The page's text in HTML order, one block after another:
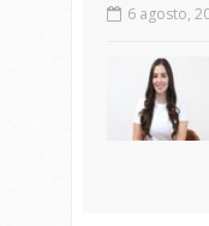
6 agosto,